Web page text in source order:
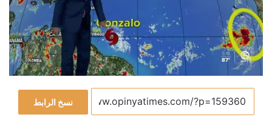
نسخ الرابط